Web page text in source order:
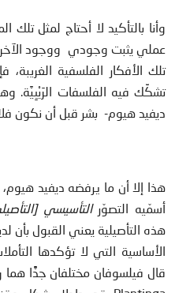
وأنا بالتأكيد لا أحتاج لمثل تلك
عملي يثبت وجودي ووجود
تلك الأفكار الفلسفية الغريبة،
تشكِّك فيه الفلسفات الرَيْبِيَّة.
ديفيد هيوم- بشر قبل أن نكون
هذا إلا أن ما يرفضه ديفيد
أسمّيه التصوّرالتأسيسي
هذه التأصيلية يعني القبول بأن
الأساسية التي لا تؤكدها